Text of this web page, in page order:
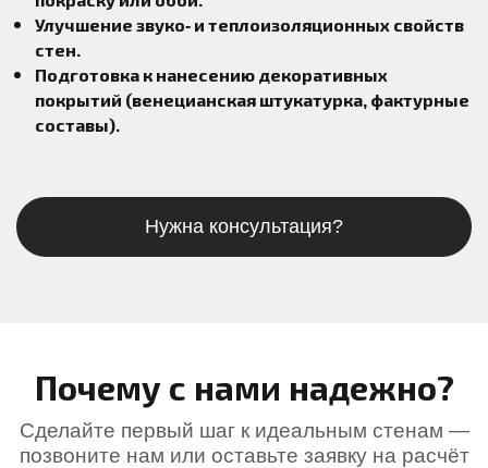
Улучшение звуко‑ и теплоизоляционных свойств
стен.
Подготовка к нанесению декоративных
покрытий (венецианская штукатурка, фактурные
составы).
Нужна консультация?
Почему с нами надежно?
Сделайте первый шаг к идеальным стенам —
позвоните нам или оставьте заявку на расчёт